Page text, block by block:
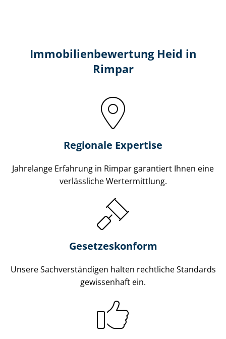
Immobilien­bewertung Heid in
Rimpar
Regionale Expertise
Jahrelange Erfahrung in Rimpar garantiert Ihnen eine
verlässliche Wertermittlung.
Gesetzes­konform
Unsere Sach­ver­stän­di­gen halten rechtliche Standards
gewissenhaft ein.